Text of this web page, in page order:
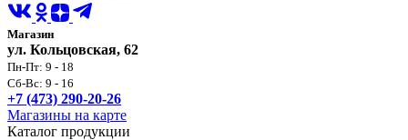
Магазин
ул. Кольцовская, 62
Пн-Пт: 9 - 18
Сб-Вс: 9 - 16
+7 (473) 290-20-26
Магазины на карте
Каталог продукции